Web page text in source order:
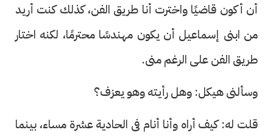
أن أكون قاضيًا واخترت أنا طريق الفن، كذلك كنت أريد
من ابنى إسماعيل أن يكون مهندسًا محترمًا، لكنه اختار
طريق الفن على الرغم منى.
وسألنى هيكل: وهل رأيته وهو يعزف؟
قلت له: كيف أراه وأنا أنام فى الحادية عشرة مساء، بينما